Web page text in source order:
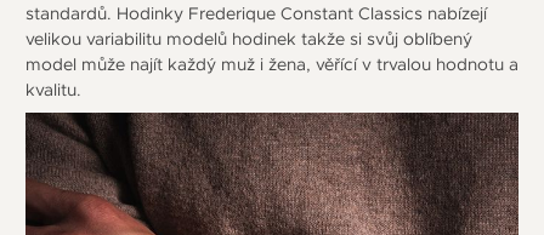
standardů. Hodinky Frederique Constant Classics nabízejí
velikou variabilitu modelů hodinek takže si svůj oblíbený
model může najít každý muž i žena, věřící v trvalou hodnotu a
kvalitu.